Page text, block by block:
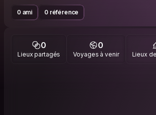
0 ami 0 référence
0
Lieux partagés
0
Voyages à venir Lieux